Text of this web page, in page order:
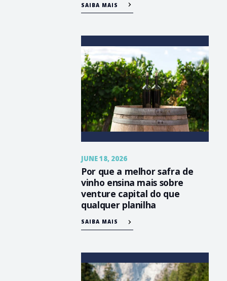
SAIBA MAIS
JUNE 18, 2026
Por que a melhor safra de
vinho ensina mais sobre
venture capital do que
qualquer planilha
SAIBA MAIS